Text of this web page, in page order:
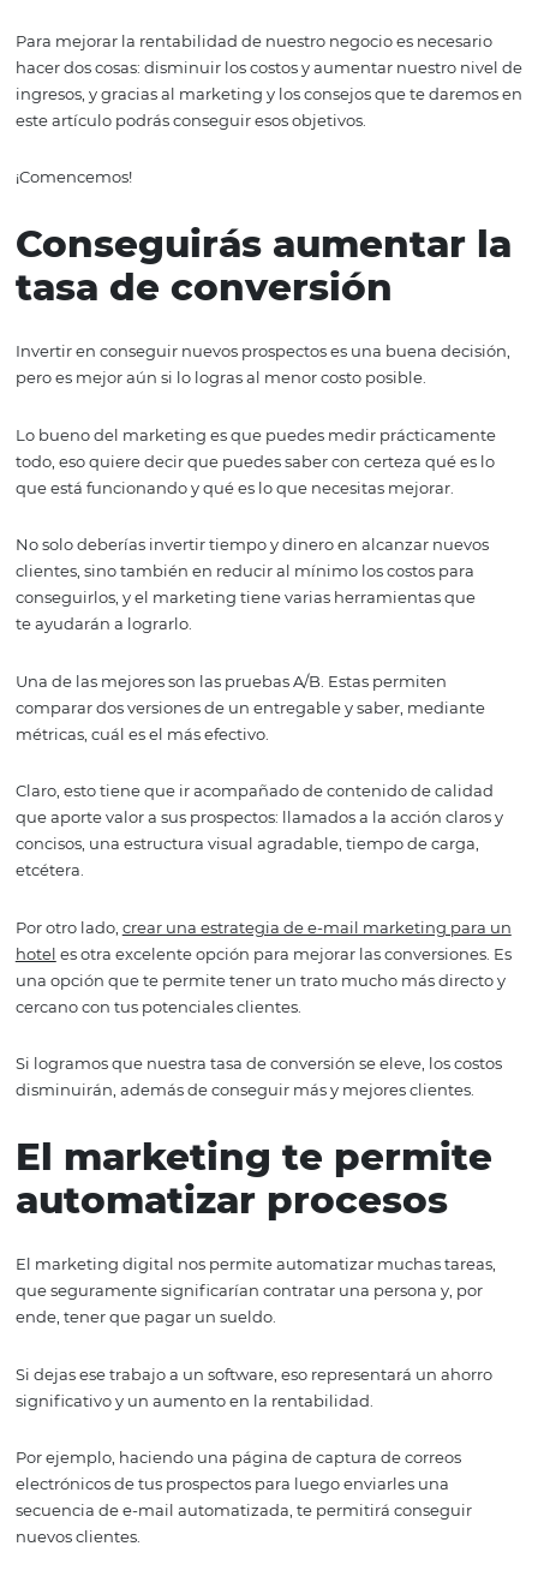
Ya hemos hablado en otros artículos sobre la
marketing para hoteles, pero esta vez haremos
ingresos a tu hotel.
Para mejorar la rentabilidad de nuestro negocio es
hacer dos cosas: disminuir los costos y aumentar
ingresos, y gracias al marketing y los consejos que te
Conseguirás
tasa de conversión
Invertir en conseguir nuevos prospectos es una buena
pero es mejor aún si lo logras al menor costo posible.
Lo bueno del marketing es que puedes medir
todo, eso quiere decir que puedes saber con certeza qué
No solo deberías invertir tiempo y dinero en alcanzar
clientes, sino también en reducir al mínimo los costos
te ayudarán a lograrlo.
Una de las mejores son las pruebas A/B. Estas permiten
métricas, cuál es el más efectivo.
que aporte valor a sus prospectos: llamados a la acción
concisos, una estructura visual agradable, tiempo de
etcétera.
Por otro lado,crear una estrategia de e-mail marketing
hoteles otra excelente opción para mejorar las
cercano con tus potenciales clientes.
Si logramos que nuestra tasa de conversión se eleve, los
disminuirán, además de conseguir más y mejores
El marketing te